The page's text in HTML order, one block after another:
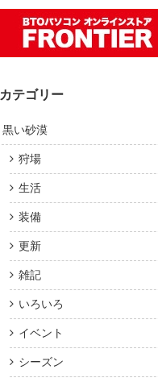
カテゴリー
黒い砂漠
狩場
生活
装備
更新
雑記
いろいろ
イベント
シーズン